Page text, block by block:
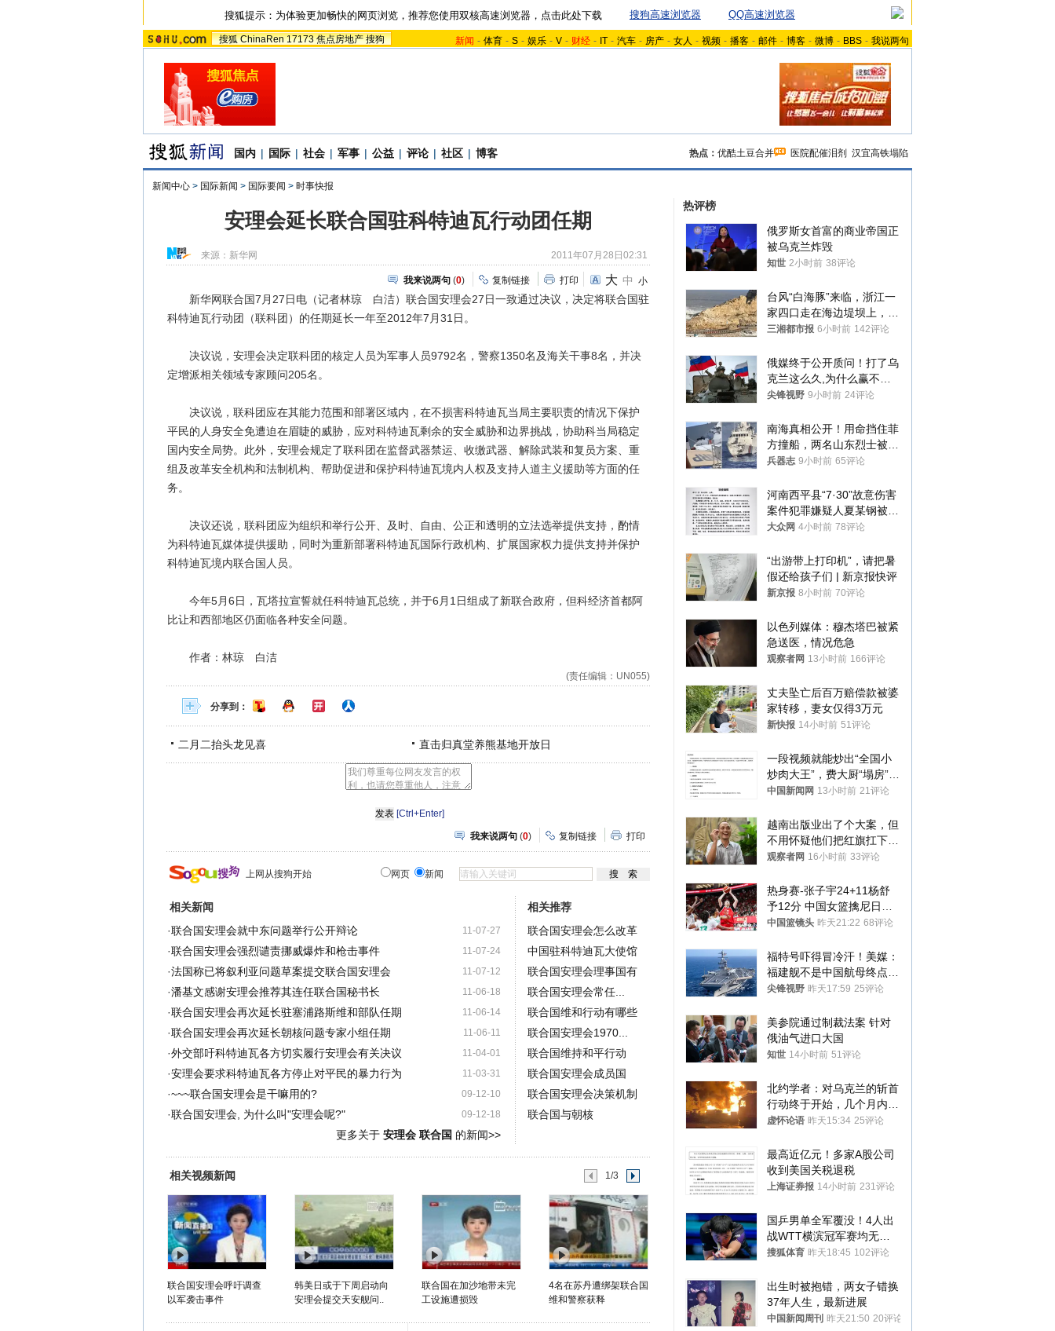
搜狐提示：为体验更加畅快的网页浏览，推荐您使用双核高速浏览器，点击此处下载 搜狗高速浏览器 QQ高速浏览器
搜狐 ChinaRen 17173 焦点房地产 搜狗 新闻 - 体育 - S - 娱乐 - V - 财经 - IT - 汽车 - 房产 - 女人 - 视频 - 播客 - 邮件 - 博客 - 微博 - BBS - 我说两句
国内 | 国际 | 社会 | 军事 | 公益 | 评论 | 社区 | 博客 热点： 优酷土豆合并 医院配催泪剂 汉宜高铁塌陷
新闻中心 > 国际新闻 > 国际要闻 > 时事快报
安理会延长联合国驻科特迪瓦行动团任期
来源： 新华网 2011年07月28日02:31
我来说两句 (0) 复制链接 打印 大 中 小
新华网联合国7月27日电（记者林琼 白洁）联合国安理会27日一致通过决议，决定将联合国驻
科特迪瓦行动团（联科团）的任期延长一年至2012年7月31日。
决议说，安理会决定联科团的核定人员为军事人员9792名，警察1350名及海关干事8名，并决
定增派相关领域专家顾问205名。
决议说，联科团应在其能力范围和部署区域内，在不损害科特迪瓦当局主要职责的情况下保护
平民的人身安全免遭迫在眉睫的威胁，应对科特迪瓦剩余的安全威胁和边界挑战，协助科当局稳定
国内安全局势。此外，安理会规定了联科团在监督武器禁运、收缴武器、解除武装和复员方案、重
组及改革安全机构和法制机构、帮助促进和保护科特迪瓦境内人权及支持人道主义援助等方面的任
务。
决议还说，联科团应为组织和举行公开、及时、自由、公正和透明的立法选举提供支持，酌情
为科特迪瓦媒体提供援助，同时为重新部署科特迪瓦国际行政机构、扩展国家权力提供支持并保护
科特迪瓦境内联合国人员。
今年5月6日，瓦塔拉宣誓就任科特迪瓦总统，并于6月1日组成了新联合政府，但科经济首都阿
比让和西部地区仍面临各种安全问题。
作者：林琼 白洁
(责任编辑：UN055)
分享到：
二月二抬头龙见喜 直击归真堂养熊基地开放日
[Ctrl+Enter]
我来说两句 (0) 复制链接 打印
上网从搜狗开始 网页 新闻
相关新闻
11-07-27
·联合国安理会就中东问题举行公开辩论
11-07-24
·联合国安理会强烈谴责挪威爆炸和枪击事件
11-07-12
·法国称已将叙利亚问题草案提交联合国安理会
11-06-18
·潘基文感谢安理会推荐其连任联合国秘书长
11-06-14
·联合国安理会再次延长驻塞浦路斯维和部队任期
11-06-11
·联合国安理会再次延长朝核问题专家小组任期
11-04-01
·外交部吁科特迪瓦各方切实履行安理会有关决议
11-03-31
·安理会要求科特迪瓦各方停止对平民的暴力行为
09-12-10
·~~~联合国安理会是干嘛用的?
09-12-18
·联合国安理会, 为什么叫"安理会呢?"
更多关于 安理会 联合国 的新闻>>
相关推荐
联合国安理会怎么改革
中国驻科特迪瓦大使馆
联合国安理会理事国有
联合国安理会常任...
联合国维和行动有哪些
联合国安理会1970...
联合国维持和平行动
联合国安理会成员国
联合国安理会决策机制
联合国与朝核
相关视频新闻 1/3
联合国安理会呼吁调查
以军袭击事件
韩美日或于下周启动向
安理会提交天安舰问..
联合国在加沙地带未完
工设施遭损毁
4名在苏丹遭绑架联合国
维和警察获释
热评榜
俄罗斯女首富的商业帝国正
被乌克兰炸毁
知世 2小时前 38评论
台风“白海豚”来临，浙江一
家四口走在海边堤坝上，其
中9岁男孩被巨浪卷入海
三湘都市报 6小时前 142评论
俄媒终于公开质问！打了乌
克兰这么久,为什么赢不了?
答案令人沉默
尖锋视野 9小时前 24评论
南海真相公开！用命挡住菲
方撞船，两名山东烈士被授
武警最高荣誉
兵器志 9小时前 65评论
河南西平县“7·30”故意伤害
案件犯罪嫌疑人夏某钢被抓
获
大众网 4小时前 78评论
“出游带上打印机”，请把暑
假还给孩子们 | 新京报快评
新京报 8小时前 70评论
以色列媒体：穆杰塔巴被紧
急送医，情况危急
观察者网 13小时前 166评论
丈夫坠亡后百万赔偿款被婆
家转移，妻女仅得3万元
新快报 14小时前 51评论
一段视频就能炒出“全国小
炒肉大王”，费大厨“塌房”了
吗？
中国新闻网 13小时前 21评论
越南出版业出了个大案，但
不用怀疑他们把红旗扛下去
的决心
观察者网 16小时前 33评论
热身赛-张子宇24+11杨舒
予12分 中国女篮擒尼日利
亚
中国篮镜头 昨天21:22 68评论
福特号吓得冒冷汗！美媒：
福建舰不是中国航母终点，
而是新起点！
尖锋视野 昨天17:59 25评论
美参院通过制裁法案 针对
俄油气进口大国
知世 14小时前 51评论
北约学者：对乌克兰的斩首
行动终于开始，几个月内乌
将投降
虚怀论语 昨天15:34 25评论
最高近亿元！多家A股公司
收到美国关税退税
上海证券报 14小时前 231评论
国乒男单全军覆没！4人出
战WTT横滨冠军赛均无缘
八强
搜狐体育 昨天18:45 102评论
出生时被抱错，两女子错换
37年人生，最新进展
中国新闻周刊 昨天21:50 20评论